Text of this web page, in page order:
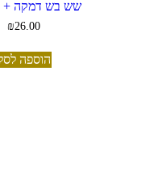
שש בש דמקה +
₪26.00
הוספה